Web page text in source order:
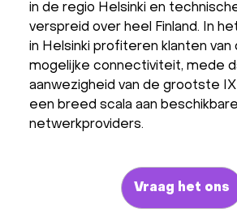
in de regio Helsinki en
verspreid over heel Finland. In
in Helsinki profiteren klanten van
mogelijke connectiviteit, mede
aanwezigheid van de grootste
een breed scala aan
netwerkproviders.
Vraag het ons